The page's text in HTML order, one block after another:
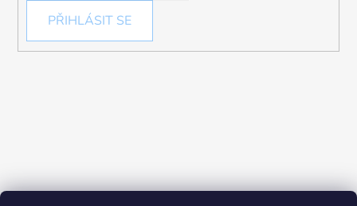
PŘIHLÁSIT SE